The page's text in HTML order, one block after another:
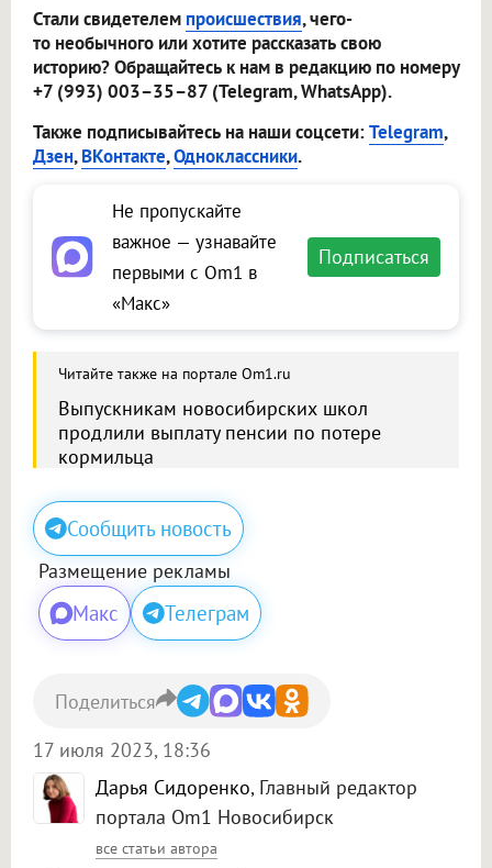
Стали свидетелем происшествия, чего-
то необычного или хотите рассказать свою
историю? Обращайтесь к нам в редакцию по номеру
+7 (993) 003–35–87 (Telegram, WhatsApp).
Также подписывайтесь на наши соцсети:Telegram,
Дзен,ВКонтакте,Одноклассники.
Не пропускайте
важное — узнавайте
первыми с Om1 в
«Макс»
Подписаться
Читайте также на портале Om1.ru
Выпускникам новосибирских школ
продлили выплату пенсии по потере
кормильца
Сообщить новость
Размещение рекламы
Макс Телеграм
Дарья Сидоренко, Главный редактор
портала Om1 Новосибирск
все статьи автора
17 июля 2023, 18:36
Поделиться